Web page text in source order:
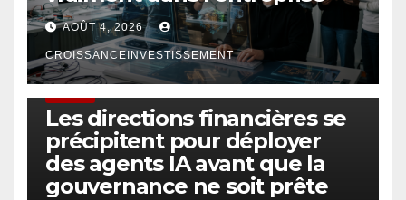
AOÛT 4, 2026
CROISSANCEINVESTISSEMENT
Les directions financières se
précipitent pour déployer
des agents IA avant que la
gouvernance ne soit prête